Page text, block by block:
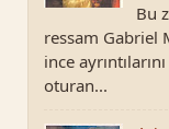
Bu
ressam Gabriel
ince
oturan...